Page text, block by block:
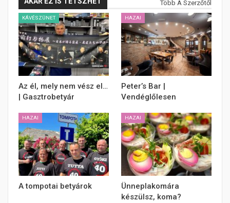
Több A Szerzőtől
KÁVÉSZÜNET
Az él, mely nem vész el…
| Gasztrobetyár
HAZAI
Peter’s Bar |
Vendéglőlesen
HAZAI
A tompotai betyárok
HAZAI
Ünneplakomára
készülsz, koma?